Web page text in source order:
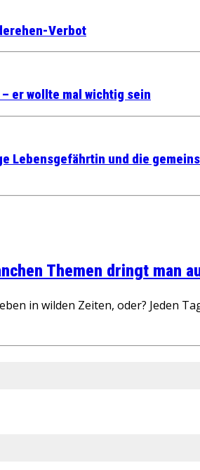
Verbot
er wollte mal wichtig sein
Lebensgefährtin und die
Themen dringt man
in wilden Zeiten, oder? Jeden